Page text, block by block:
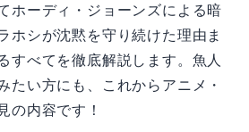
ホーディ・ジョーンズによる暗
ホシが沈黙を守り続けた理由ま
すべてを徹底解説します。魚人
たい方にも、これからアニメ・
の内容です！